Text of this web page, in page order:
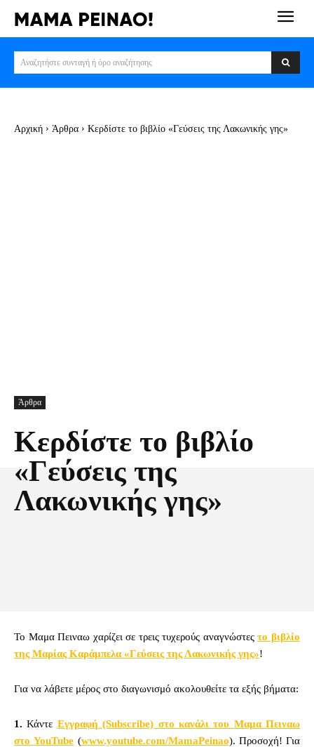
Αναζητήστε συνταγή ή όρο αναζήτησης
Αρχική Άρθρα Κερδίστε το βιβλίο «Γεύσεις της Λακωνικής γης»
Άρθρα
Κερδίστε το βιβλίο
«Γεύσεις της
Λακωνικής γης»
Το Μαμα Πειναω χαρίζει σε τρεις τυχερούς αναγνώστεςτο βιβλίο
της Μαρίας Καράμπελα «Γεύσεις της Λακωνικής γης»!
Για να λάβετε μέρος στο διαγωνισμό ακολουθείτε τα εξής βήματα:
1.Κάντε Εγγραφή (Subscribe) στο κανάλι του Μαμα Πειναω
στο YouTube (www.youtube.com/MamaPeinao). Προσοχή! Για